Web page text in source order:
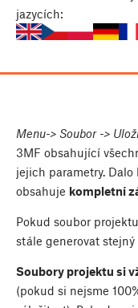
jazycích:
Menu-> Soubor ->
3MF obsahující
jejich parametry.
obsahuje kompletní
Pokud soubor
stále generovat stejný
Soubory projektu si
(pokud si nejsme